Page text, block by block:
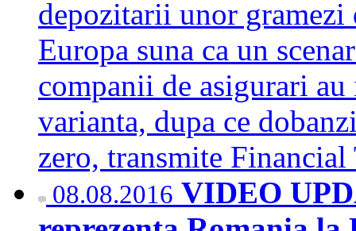
depozitarii unor
Europa suna ca un
companii de asigurari au
varianta, dupa ce
zero, transmite
08.08.2016 VIDEO